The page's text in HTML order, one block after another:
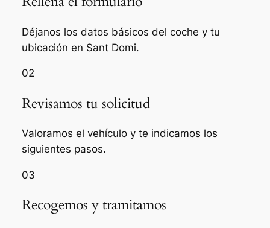
Déjanos los datos básicos del coche y tu
ubicación en Sant Domi.
02
Revisamos tu solicitud
Valoramos el vehículo y te indicamos los
siguientes pasos.
03
Recogemos y tramitamos